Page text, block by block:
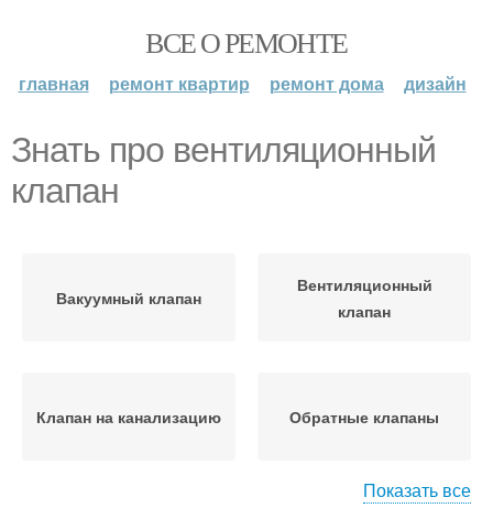
ВСЕ О РЕМОНТЕ
главная ремонт квартир ремонт дома дизайн
Знать про вентиляционный
клапан
Вакуумный клапан
Вентиляционный
клапан
Клапан на канализацию Обратные клапаны
Показать все